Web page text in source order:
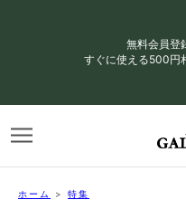
無料会員登
すぐに使える500円
公式LINEアカウント
今すぐ使える 10％
ホーム > 特集